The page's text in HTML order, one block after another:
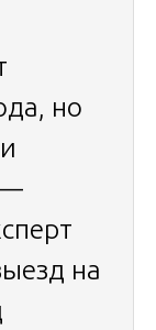
но
—
на